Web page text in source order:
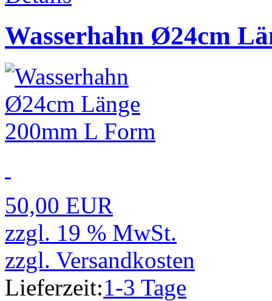
Wasserhahn Ø24cm
50,00 EUR
zzgl. 19 % MwSt.
zzgl. Versandkosten
Lieferzeit:1-3 Tage